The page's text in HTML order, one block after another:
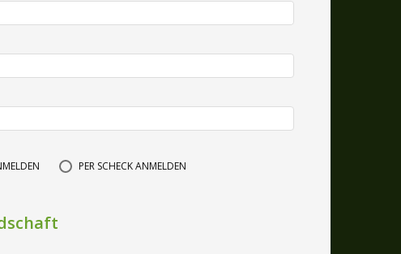
PER SCHECK ANMELDEN